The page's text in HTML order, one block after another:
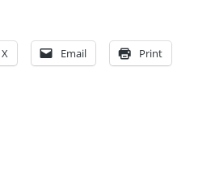
X Email Print